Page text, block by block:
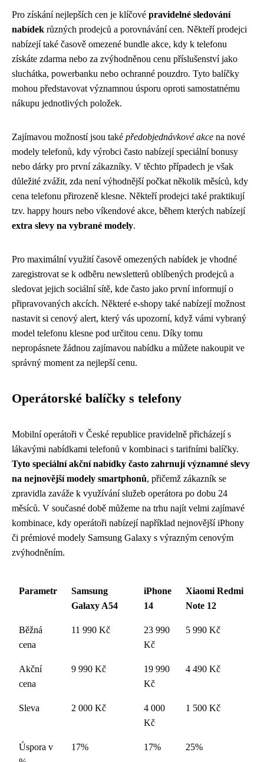
Pro získání nejlepších cen je klíčové pravidelné sledování
nabídek různých prodejců a porovnávání cen. Někteří prodejci
nabízejí také časově omezené bundle akce, kdy k telefonu
získáte zdarma nebo za zvýhodněnou cenu příslušenství jako
sluchátka, powerbanku nebo ochranné pouzdro. Tyto balíčky
mohou představovat významnou úsporu oproti samostatnému
nákupu jednotlivých položek.
Zajímavou možností jsou také předobjednávkové akce na nové
modely telefonů, kdy výrobci často nabízejí speciální bonusy
nebo dárky pro první zákazníky. V těchto případech je však
důležité zvážit, zda není výhodnější počkat několik měsíců, kdy
cena telefonu přirozeně klesne. Někteří prodejci také praktikují
tzv. happy hours nebo víkendové akce, během kterých nabízejí
extra slevy na vybrané modely.
Pro maximální využití časově omezených nabídek je vhodné
zaregistrovat se k odběru newsletterů oblíbených prodejců a
sledovat jejich sociální sítě, kde často jako první informují o
připravovaných akcích. Některé e-shopy také nabízejí možnost
nastavit si cenový alert, který vás upozorní, když vámi vybraný
model telefonu klesne pod určitou cenu. Díky tomu
nepropásnete žádnou zajímavou nabídku a můžete nakoupit ve
správný moment za nejlepší cenu.
Operátorské balíčky s telefony
Mobilní operátoři v České republice pravidelně přicházejí s
lákavými nabídkami telefonů v kombinaci s tarifními balíčky.
Tyto speciální akční nabídky často zahrnují významné slevy
na nejnovější modely smartphonů, přičemž zákazník se
zpravidla zaváže k využívání služeb operátora po dobu 24
měsíců. V současné době můžeme na trhu najít velmi zajímavé
kombinace, kdy operátoři nabízejí například nejnovější iPhony
či prémiové modely Samsung Galaxy s výrazným cenovým
zvýhodněním.
Parametr
Samsung
Galaxy A54
iPhone
14
Xiaomi Redmi
Note 12
Běžná
cena
11 990 Kč
23 990
Kč
5 990 Kč
Akční
cena
9 990 Kč
19 990
Kč
4 490 Kč
Sleva 2 000 Kč
4 000
Kč
1 500 Kč
Úspora v
17% 17% 25%